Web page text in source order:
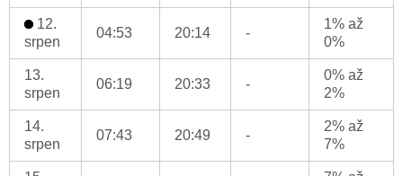
12.
srpen
04:53 20:14 -
1% až
0%
13.
srpen
06:19 20:33 -
0% až
2%
14.
srpen
07:43 20:49 -
2% až
7%